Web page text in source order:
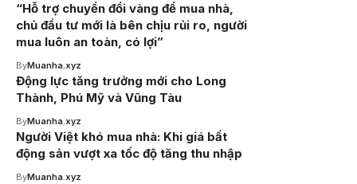
“Hỗ trợ chuyển đổi vàng để mua nhà,
chủ đầu tư mới là bên chịu rủi ro, người
mua luôn an toàn, có lợi”
ByMuanha.xyz
Động lực tăng trưởng mới cho Long
Thành, Phú Mỹ và Vũng Tàu
ByMuanha.xyz
Người Việt khó mua nhà: Khi giá bất
động sản vượt xa tốc độ tăng thu nhập
ByMuanha.xyz